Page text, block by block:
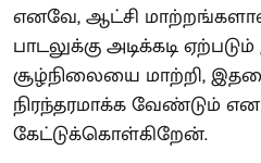
எனவே, ஆட்சி
பாடலுக்கு அடிக்கடி
சூழ்நிலையை மாற்றி,
நிரந்தரமாக்க வேண்டும்
கேட்டுக்கொள்கிறேன்.